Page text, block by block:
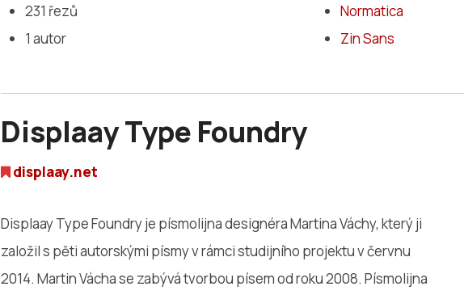
231 řezů
1 autor
Normatica
Zin Sans
Displaay Type Foundry
displaay.net
Displaay Type Foundry je písmolijna designéra Martina Váchy, který ji
založil s pěti autorskými písmy v rámci studijního projektu v červnu
2014. Martin Vácha se zabývá tvorbou písem od roku 2008. Písmolijna